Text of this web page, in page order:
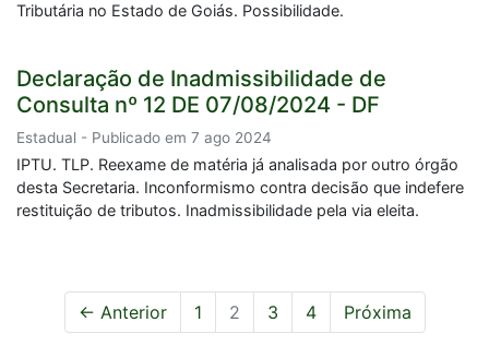
Tributária no Estado de Goiás. Possibilidade.
Declaração de Inadmissibilidade de
Consulta nº 12 DE 07/08/2024 - DF
Estadual - Publicado em 7 ago 2024
IPTU. TLP. Reexame de matéria já analisada por outro órgão
desta Secretaria. Inconformismo contra decisão que indefere
restituição de tributos. Inadmissibilidade pela via eleita.
← Anterior 1 2 3 4 Próxima